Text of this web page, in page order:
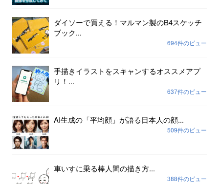
ダイソーで買える！マルマン製のB4スケッチ
ブック...
694件のビュー
手描きイラストをスキャンするオススメアプ
リ！...
637件のビュー
AI生成の「平均顔」が語る日本人の顔...
509件のビュー
車いすに乗る棒人間の描き方...
388件のビュー